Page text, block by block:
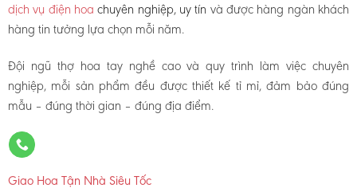
dịch vụ điện hoachuyên nghiệp, uy tín và được hàng ngàn khách
hàng tin tưởng lựa chọn mỗi năm.
Đội ngũ thợ hoa tay nghề cao và quy trình làm việc chuyên
nghiệp, mỗi sản phẩm đều được thiết kế tỉ mỉ, đảm bảo đúng
mẫu – đúng thời gian – đúng địa điểm.
Giao Hoa Tận Nhà Siêu Tốc